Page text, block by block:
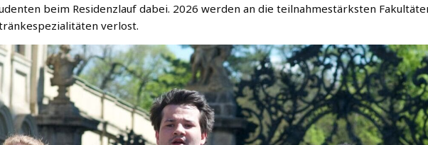
beim Residenzlauf dabei. 2026 werden an die teilnahmestärksten
verlost.